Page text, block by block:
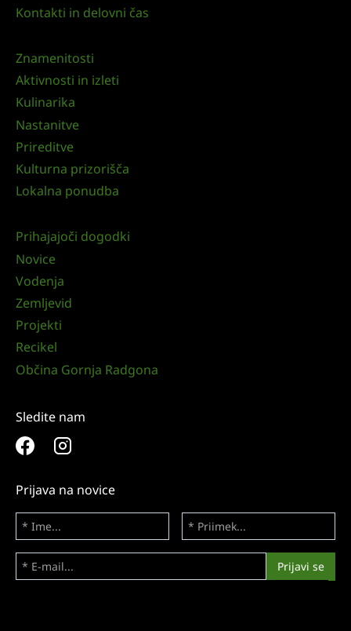
Kontakti in delovni čas
Znamenitosti
Aktivnosti in izleti
Kulinarika
Nastanitve
Prireditve
Kulturna prizorišča
Lokalna ponudba
Prihajajoči dogodki
Novice
Vodenja
Zemljevid
Projekti
Recikel
Občina Gornja Radgona
Sledite nam
Prijava na novice